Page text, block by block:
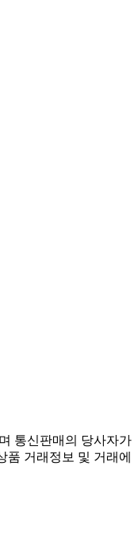
통신판매의 당사자가
품 거래정보 및 거래에